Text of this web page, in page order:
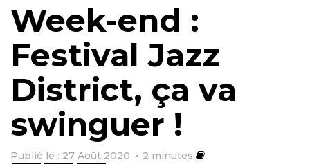
Week-end :
Festival Jazz
District, ça va
swinguer !
Publié le : 27 Août 2020 2 minutes